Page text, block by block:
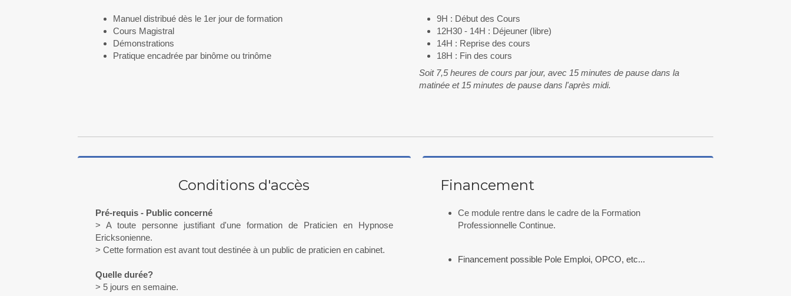
Manuel distribué dès le 1er jour de formation
Cours Magistral
​Démonstrations
Pratique encadrée par binôme ou trinôme
9H : Début des Cours
12H30 - 14H : Déjeuner (libre)
14H : Reprise des cours
​18H : Fin des cours
Soit 7,5 heures de cours par jour, avec 15 minutes de pause dans la
matinée et 15 minutes de pause dans l'après midi.
Conditions d'accès
Pré-requis - Public concerné
> A toute personne justifiant d'une formation de Praticien en Hypnose
Ericksonienne.
> Cette formation est avant tout destinée à un public de praticien en cabinet.
Quelle durée?
> 5 jours en semaine.
Financement
Ce module rentre dans le cadre de la Formation
Professionnelle Continue.
Financement possible Pole Emploi, OPCO, etc...